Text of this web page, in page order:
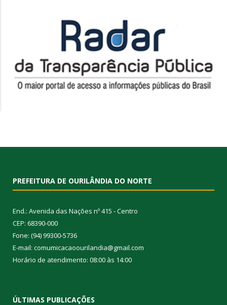
PREFEITURA DE OURILÂNDIA DO NORTE
End.: Avenida das Nações nº 415 - Centro
CEP: 68390-000
Fone: (94) 99300-5736
E-mail: comumicacaoourilandia@gmail.com
Horário de atendimento: 08:00 às 14:00
ÚLTIMAS PUBLICAÇÕES